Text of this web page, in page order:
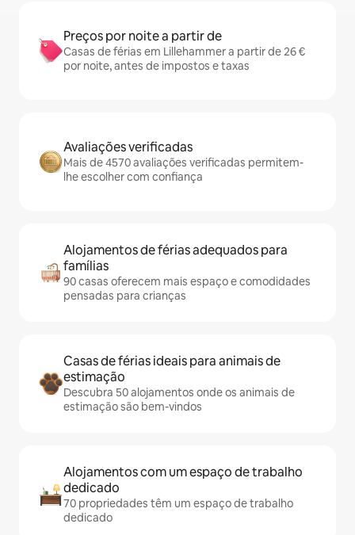
Preços por noite a partir de
Casas de férias em Lillehammer a partir de 26 €
por noite, antes de impostos e taxas
Avaliações verificadas
Mais de 4570 avaliações verificadas permitem-
lhe escolher com confiança
Alojamentos de férias adequados para
famílias
90 casas oferecem mais espaço e comodidades
pensadas para crianças
Casas de férias ideais para animais de
estimação
Descubra 50 alojamentos onde os animais de
estimação são bem-vindos
Alojamentos com um espaço de trabalho
dedicado
70 propriedades têm um espaço de trabalho
dedicado